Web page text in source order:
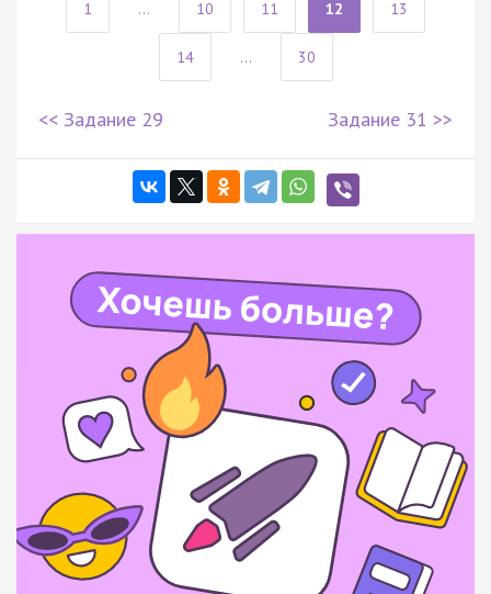
1 ... 10 11 12 13
14 ... 30
<< Задание 29 Задание 31 >>